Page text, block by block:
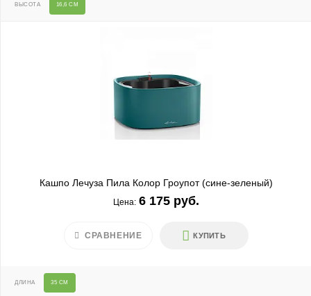
ВЫСОТА 16,6 СМ
Кашпо Лечуза Пила Колор Гроупот (сине-зеленый)
Цена: 6 175 руб.
КУПИТЬ
СРАВНЕНИЕ
ДЛИНА 35 СМ